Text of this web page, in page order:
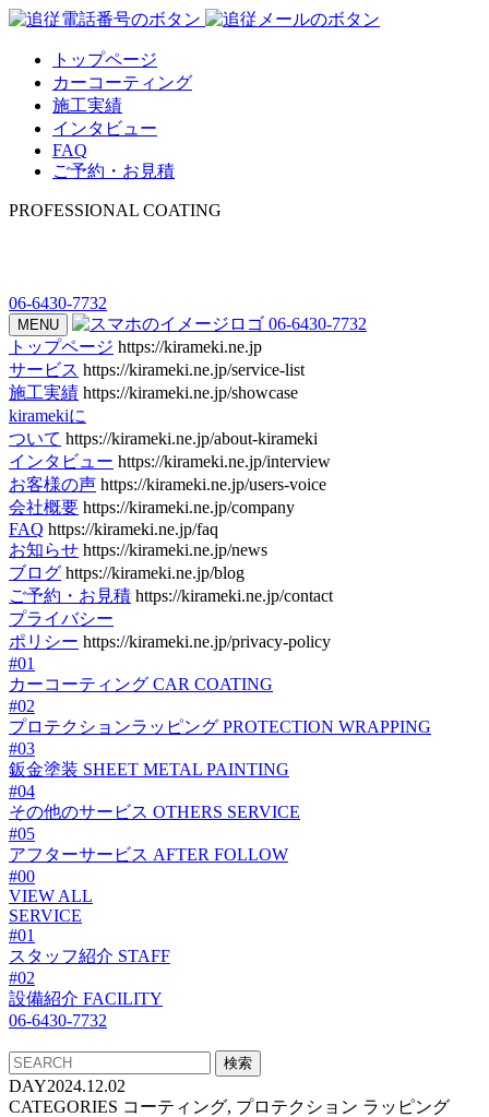
トップページ
カーコーティング
施工実績
インタビュー
FAQ
ご予約・お見積
PROFESSIONAL COATING
06-6430-7732
MENU
06-6430-7732
トップページ https://kirameki.ne.jp
サービス https://kirameki.ne.jp/service-list
施工実績 https://kirameki.ne.jp/showcase
kiramekiに
ついて https://kirameki.ne.jp/about-kirameki
インタビュー https://kirameki.ne.jp/interview
お客様の声 https://kirameki.ne.jp/users-voice
会社概要 https://kirameki.ne.jp/company
FAQ https://kirameki.ne.jp/faq
お知らせ https://kirameki.ne.jp/news
ブログ https://kirameki.ne.jp/blog
ご予約・お見積 https://kirameki.ne.jp/contact
プライバシー
ポリシー https://kirameki.ne.jp/privacy-policy
#01
カーコーティング CAR COATING
#02
プロテクションラッピング PROTECTION WRAPPING
#03
鈑金塗装 SHEET METAL PAINTING
#04
その他のサービス OTHERS SERVICE
#05
アフターサービス AFTER FOLLOW
#00
VIEW ALL
SERVICE
#01
スタッフ紹介 STAFF
#02
設備紹介 FACILITY
06-6430-7732
DAY2024.12.02
CATEGORIES コーティング, プロテクション ラッピング